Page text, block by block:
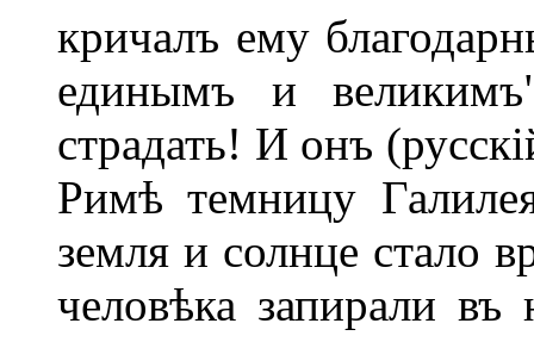
кричалъ ему
единымъ и
страдать! И онъ
Римѣ темницу
земля и солнце стало
человѣка запирали